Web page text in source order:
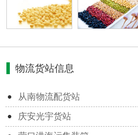
物流货站信息
从南物流配货站
庆安光宇货站